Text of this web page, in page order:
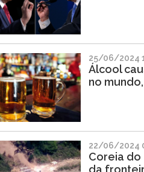
25/06/2024
Álcool
no
22/06/2024
Coreia
da